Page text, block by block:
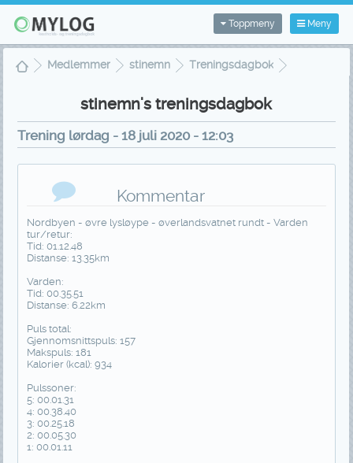
Meny
Toppmeny
Medlemmer stinemn
Treningsdagbok
stinemn's treningsdagbok
Trening lørdag - 18 juli 2020 - 12:03
Kommentar
Nordbyen - øvre lysløype - øverlandsvatnet rundt - Varden
tur/retur:
Tid: 01.12.48
Distanse: 13.35km
Varden:
Tid: 00.35.51
Distanse: 6.22km
Puls total:
Gjennomsnittspuls: 157
Makspuls: 181
Kalorier (kcal): 934
Pulssoner:
5: 00.01.31
4: 00.38.40
3: 00.25.18
2: 00.05.30
1: 00.01.11